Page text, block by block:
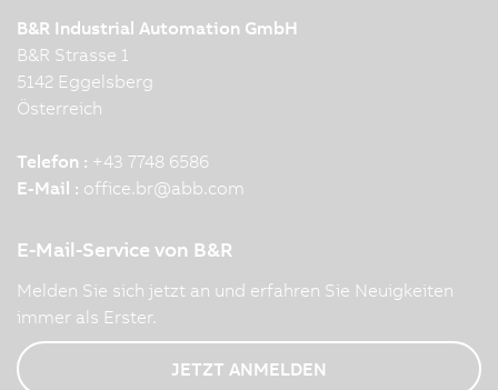
B&R Industrial Automation GmbH
B&R Strasse 1
5142 Eggelsberg
Österreich
Telefon : +43 7748 6586
E-Mail : office.br@abb.com
E-Mail-Service von B&R
Melden Sie sich jetzt an und erfahren Sie Neuigkeiten
immer als Erster.
JETZT ANMELDEN